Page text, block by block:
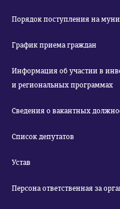
Порядок поступления на
График приема граждан
Информация об участии в
и региональных программах
Сведения о вакантных
Список депутатов
Устав
Персона ответственная за